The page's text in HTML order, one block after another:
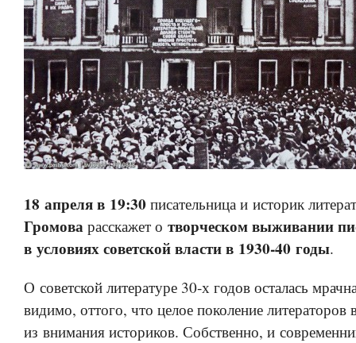
18 апреля в 19:30 писательница и историк
Громова расскажет о творческом выживании
в условиях советской власти в 1930-40 годы.
О советской литературе 30-х годов осталась
видимо, оттого, что целое поколение литераторов
из внимания историков. Собственно, и